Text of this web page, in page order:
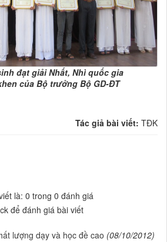
đạt giải Nhất, Nhì quốc gia
của Bộ trưởng Bộ GD-ĐT
Tác giả bài viết: TĐK
là: 0 trong 0 đánh giá
để đánh giá bài viết
lượng dạy và học đề cao (08/10/2012)